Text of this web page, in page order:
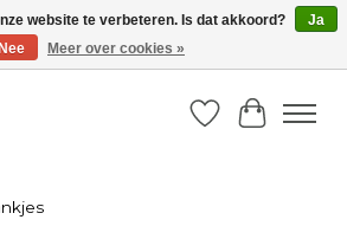
ATELIER van 14u -16u
Verlanglijst
website te verbeteren. Is dat akkoord?
Ja
Nee
Meer over cookies »